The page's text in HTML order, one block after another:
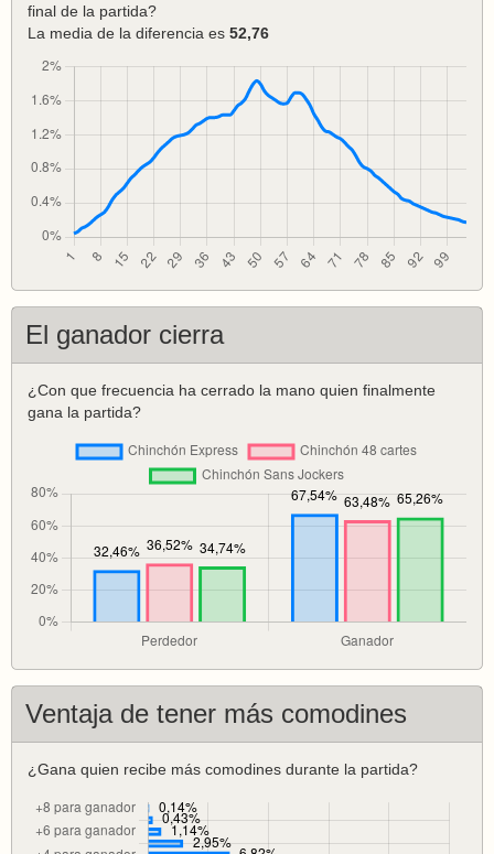
final de la partida?
La media de la diferencia es 52,76
El ganador cierra
¿Con que frecuencia ha cerrado la mano quien finalmente
gana la partida?
Ventaja de tener más comodines
¿Gana quien recibe más comodines durante la partida?